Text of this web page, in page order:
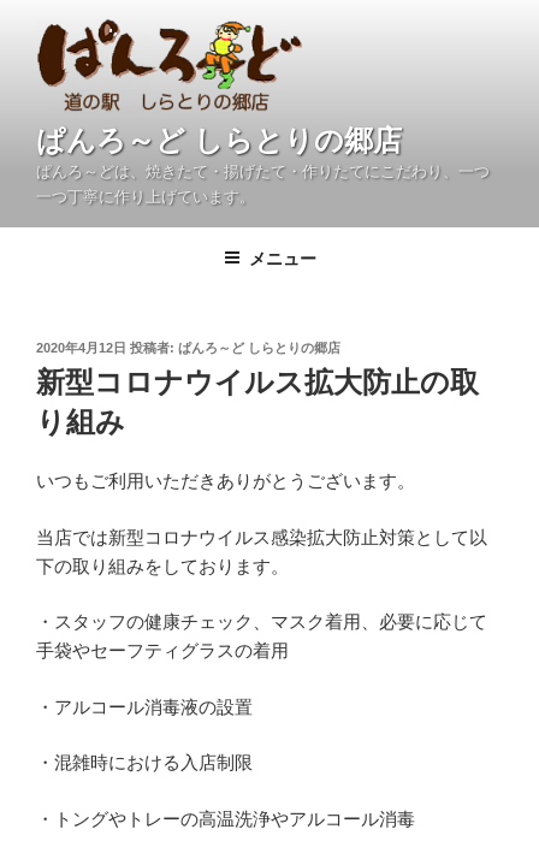
ぱんろ～ど しらとりの郷店
ぱんろ～どは、焼きたて・揚げたて・作りたてにこだわり、一つ
一つ丁寧に作り上げています。
メニュー
投
稿
日:
2020年4月12日 投稿者: ぱんろ～ど しらとりの郷店
新型コロナウイルス拡大防止の取
り組み
いつもご利用いただきありがとうございます。
当店では新型コロナウイルス感染拡大防止対策として以
下の取り組みをしております。
・スタッフの健康チェック、マスク着用、必要に応じて
手袋やセーフティグラスの着用
・アルコール消毒液の設置
・混雑時における入店制限
・トングやトレーの高温洗浄やアルコール消毒